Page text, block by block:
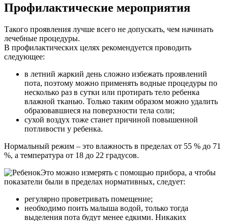
Профилактические мероприятия
Такого проявления лучше всего не допускать, чем начинать
лечебные процедуры.
В профилактических целях рекомендуется проводить
следующее:
в летний жаркий день сложно избежать проявлений
пота, поэтому можно применять водные процедуры по
несколько раз в сутки или протирать тело ребенка
влажной тканью. Только таким образом можно удалить
образовавшиеся на поверхности тела соли;
сухой воздух тоже станет причиной повышенной
потливости у ребенка.
Нормальный режим – это влажность в пределах от 55 % до 71
%, а температура от 18 до 22 градусов.
Это можно измерять с помощью прибора, а чтобы
показатели были в пределах нормативных, следует:
регулярно проветривать помещение;
необходимо поить малыша водой, только тогда
выделения пота будут менее едкими. Никаких